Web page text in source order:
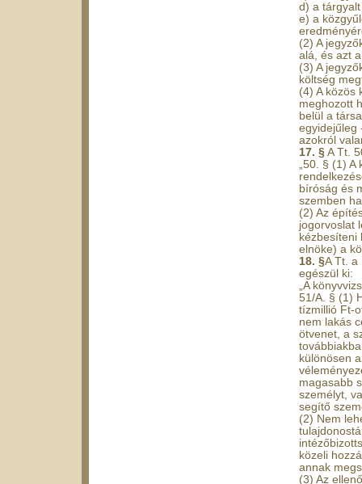
d) a
e) a
(2) A
alá, és azt
(3) A
költség
(4) A közös
meghozott
belül a
egyidejűleg
azokról
17. § A Tt.
„50. § (1) A
bíróság és
szemben
(2) Az
jogorvoslat
kézbesíteni
elnöke) a
18. §A Tt. a
egészül ki:
„A
51/A. § (1)
tízmillió Ft-
nem lakás
ötvenet, a
különösen
magasabb
személyt,
segítő
(2) Nem
közeli
annak
(3) Az